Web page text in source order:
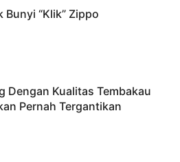
Bunyi “Klik” Zippo
Dengan Kualitas Tembakau
Pernah Tergantikan